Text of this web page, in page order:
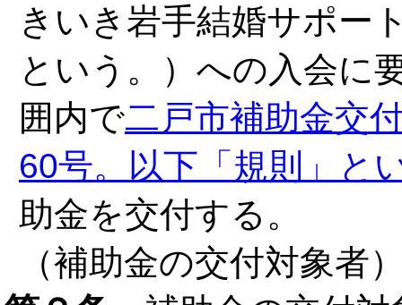
きいき岩手結婚サポー
という。）への入会に
囲内で二戸市補助金交
60号。以下「規則」と
助金を交付する。
（補助金の交付対象者